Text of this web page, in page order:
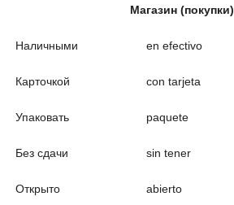
Магазин (покупки)
Наличными en efectivo
Карточкой con tarjeta
Упаковать paquete
Без сдачи sin tener
Открыто abierto